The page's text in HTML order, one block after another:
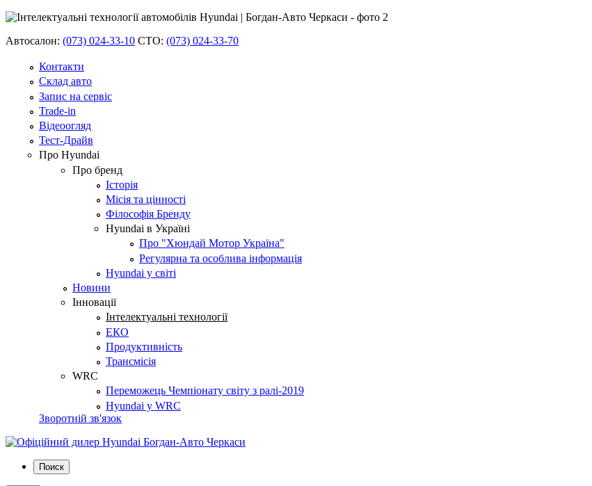
Автосалон: (073) 024-33-10 СТО: (073) 024-33-70
Контакти
Склад авто
Запис на сервіс
Trade-in
Відеоогляд
Тест-Драйв
Про Hyundai
Про бренд
Історія
Місія та цінності
Філософія Бренду
Hyundai в Україні
Про "Хюндай Мотор Україна"
Регулярна та особлива інформація
Hyundai у світі
Новини
Інновації
Інтелектуальні технології
ЕКО
Продуктивність
Трансмісія
WRC
Переможець Чемпіонату світу з ралі-2019
Hyundai у WRC
Зворотній зв'язок
Поиск